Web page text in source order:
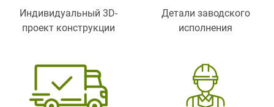
Индивидуальный 3D-
проект конструкции
Детали заводского
исполнения